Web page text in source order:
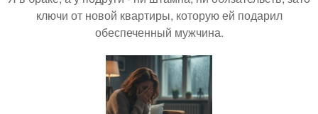
ключи от новой квартиры, которую ей подарил
обеспеченный мужчина.